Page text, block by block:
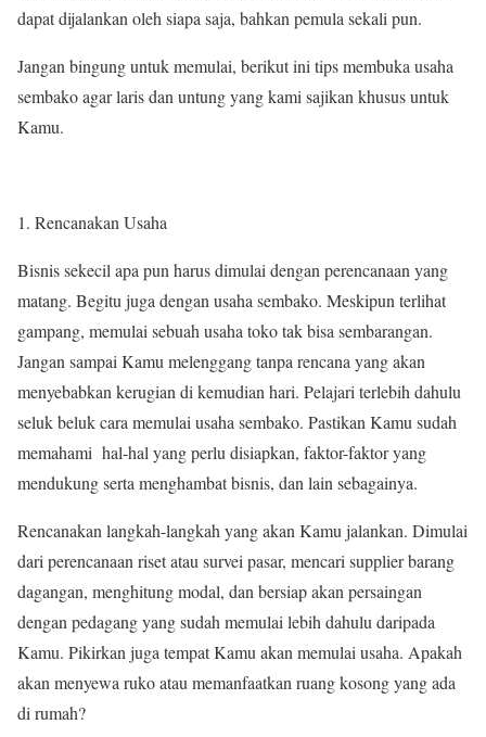
dapat dijalankan oleh siapa saja, bahkan pemula sekali pun.
Jangan bingung untuk memulai, berikut ini tips membuka usaha
sembako agar laris dan untung yang kami sajikan khusus untuk
Kamu.
Rencanakan Usaha
Bisnis sekecil apa pun harus dimulai dengan perencanaan yang
matang. Begitu juga dengan usaha sembako. Meskipun terlihat
gampang, memulai sebuah usaha toko tak bisa sembarangan.
Jangan sampai Kamu melenggang tanpa rencana yang akan
menyebabkan kerugian di kemudian hari. Pelajari terlebih dahulu
seluk beluk cara memulai usaha sembako. Pastikan Kamu sudah
memahami hal-hal yang perlu disiapkan, faktor-faktor yang
mendukung serta menghambat bisnis, dan lain sebagainya.
Rencanakan langkah-langkah yang akan Kamu jalankan. Dimulai
dari perencanaan riset atau survei pasar, mencari supplier barang
dagangan, menghitung modal, dan bersiap akan persaingan
dengan pedagang yang sudah memulai lebih dahulu daripada
Kamu. Pikirkan juga tempat Kamu akan memulai usaha. Apakah
akan menyewa ruko atau memanfaatkan ruang kosong yang ada
di rumah?